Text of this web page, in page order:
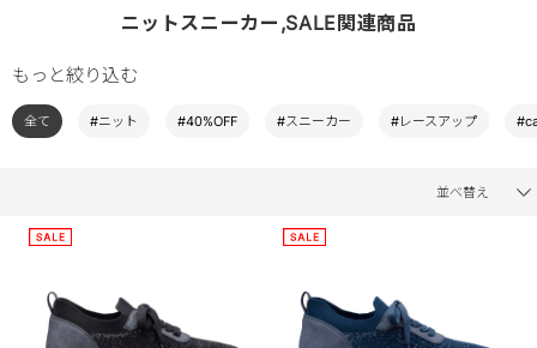
ニットスニーカー,SALE関連商品
もっと絞り込む
全て #ニット #40%OFF #スニーカー #レースアップ
並べ替え